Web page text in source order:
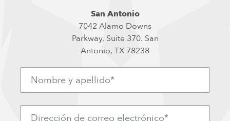
San Antonio
7042 Alamo Downs
Parkway, Suite 370. San
Antonio, TX 78238